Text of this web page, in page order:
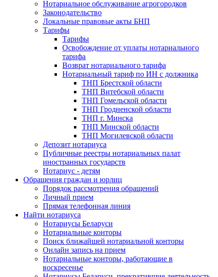
Нотариальное обслуживание агрогородков
Законодательство
Локальные правовые акты БНП
Тарифы
Тарифы
Освобождение от уплаты нотариального
тарифа
Возврат нотариального тарифа
Нотариальный тариф по ИН с должника
ТНП Брестской области
ТНП Витебской области
ТНП Гомельской области
ТНП Гродненской области
ТНП г. Минска
ТНП Минской области
ТНП Могилевской области
Депозит нотариуса
Публичные реестры нотариальных палат
иностранных государств
Нотариус - детям
Обращения граждан и юрлиц
Порядок рассмотрения обращений
Личный прием
Прямая телефонная линия
Найти нотариуса
Нотариусы Беларуси
Нотариальные конторы
Поиск ближайшей нотариальной конторы
Онлайн запись на прием
Нотариальные конторы, работающие в
воскресенье